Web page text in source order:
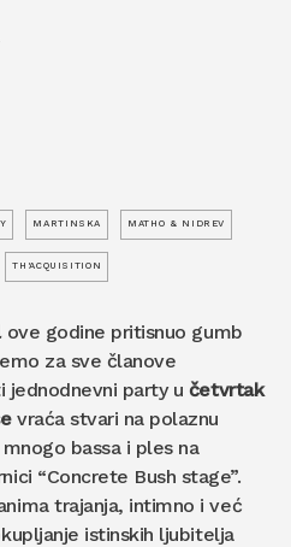
MARTINSKA MATHO & NIDREV
TH'ACQUISITION
ove godine pritisnuo gumb
za sve članove
party u četvrtak
vraća stvari na polaznu
bassa i ples na
“Concrete Bush stage”.
trajanja, intimno i već
istinskih ljubitelja